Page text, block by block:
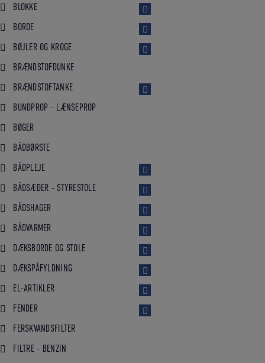
BLOKKE
BORDE
BØJLER OG KROGE
BRÆNDSTOFDUNKE
BRÆNDSTOFTANKE
BUNDPROP - LÆNSEPROP
BØGER
BÅDBØRSTE
BÅDPLEJE
BÅDSÆDER - STYRESTOLE
BÅDSHAGER
BÅDVARMER
DÆKSBORDE OG STOLE
DÆKSPÅFYLDNING
EL-ARTIKLER
FENDER
FERSKVANDSFILTER
FILTRE - BENZIN